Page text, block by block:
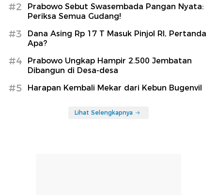
#2
Prabowo Sebut Swasembada Pangan Nyata:
Periksa Semua Gudang!
#3
Dana Asing Rp 17 T Masuk Pinjol RI, Pertanda
Apa?
#4
Prabowo Ungkap Hampir 2.500 Jembatan
Dibangun di Desa-desa
#5 Harapan Kembali Mekar dari Kebun Bugenvil
Lihat Selengkapnya